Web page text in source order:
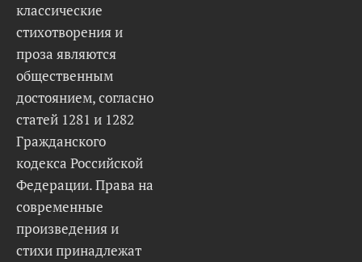
классические
стихотворения и
проза являются
общественным
достоянием, согласно
статей 1281 и 1282
Гражданского
кодекса Российской
Федерации. Права на
современные
произведения и
стихи принадлежат